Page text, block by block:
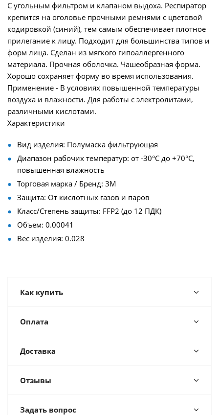
С угольным фильтром и клапаном выдоха. Респиратор
крепится на оголовье прочными ремнями с цветовой
кодировкой (синий), тем самым обеспечивает плотное
прилегание к лицу. Подходит для большинства типов и
форм лица. Сделан из мягкого гипоаллергенного
материала. Прочная оболочка. Чашеобразная форма.
Хорошо сохраняет форму во время использования.
Применение - В условиях повышенной температуры
воздуха и влажности. Для работы с электролитами,
различными кислотами.
Характеристики
Вид изделия: Полумаска фильтрующая
Диапазон рабочих температур: от -30°С до +70°С,
повышенная влажность
Торговая марка / Бренд: 3М
Защита: От кислотных газов и паров
Класс/Степень защиты: FFP2 (до 12 ПДК)
Объем: 0.00041
Вес изделия: 0.028
Как купить
Оплата
Доставка
Отзывы
Задать вопрос